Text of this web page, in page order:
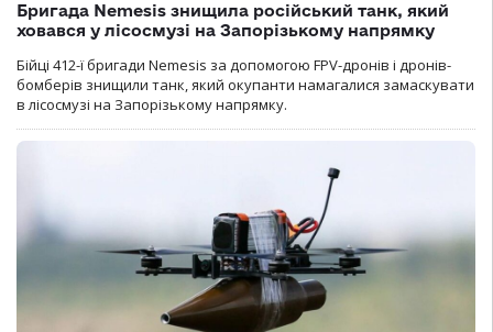
Бригада Nemesis знищила російський танк, який
ховався у лісосмузі на Запорізькому напрямку
Бійці 412-ї бригади Nemesis за допомогою FPV-дронів і дронів-
бомберів знищили танк, який окупанти намагалися замаскувати
в лісосмузі на Запорізькому напрямку.